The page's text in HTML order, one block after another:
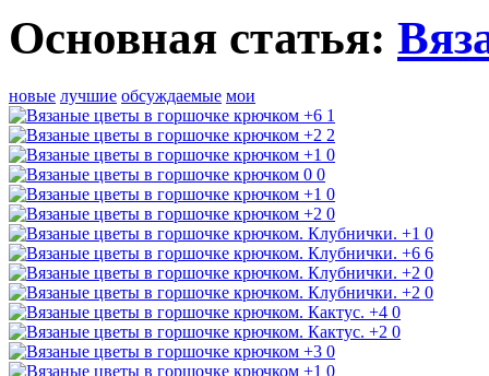
Основная статья:
новые лучшие обсуждаемые мои
+6 1
+2 2
+1 0
0 0
+1 0
+2 0
+1 0
+6 6
+2 0
+2 0
+4 0
+2 0
+3 0
+1 0